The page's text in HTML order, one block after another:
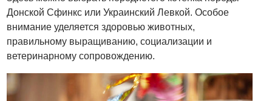
Донской Сфинкс или Украинский Левкой. Особое
внимание уделяется здоровью животных,
правильному выращиванию, социализации и
ветеринарному сопровождению.